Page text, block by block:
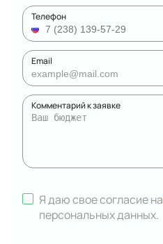
Телефон
Email
Комментарий к заявке
Я даю свое согласие на
персональных данных.